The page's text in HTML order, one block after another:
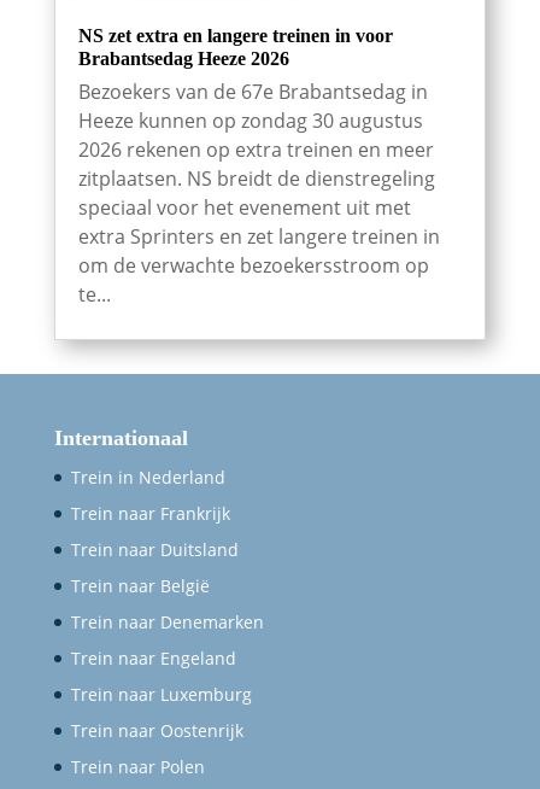
NS zet extra en langere treinen in voor
Brabantsedag Heeze 2026
Bezoekers van de 67e Brabantsedag in
Heeze kunnen op zondag 30 augustus
2026 rekenen op extra treinen en meer
zitplaatsen. NS breidt de dienstregeling
speciaal voor het evenement uit met
extra Sprinters en zet langere treinen in
om de verwachte bezoekersstroom op
te...
Internationaal
Trein in Nederland
Trein naar Frankrijk
Trein naar Duitsland
Trein naar België
Trein naar Denemarken
Trein naar Engeland
Trein naar Luxemburg
Trein naar Oostenrijk
Trein naar Polen